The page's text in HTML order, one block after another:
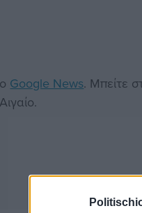
Google News. Μπείτε